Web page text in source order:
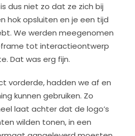
dus niet zo dat ze zich bij
hok opsluiten en je een tijd
We werden meegenomen
tot interactieontwerp
Dat was erg fijn.
vorderde, hadden we af en
kunnen gebruiken. Zo
laat achter dat de logo’s
wilden tonen, in een